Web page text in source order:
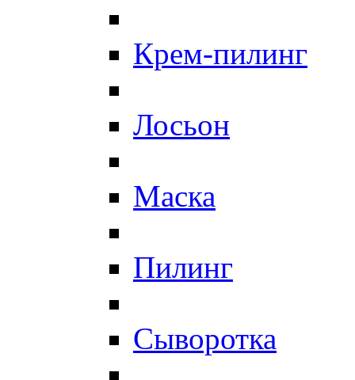
Крем-пилинг
Лосьон
Маска
Пилинг
Сыворотка